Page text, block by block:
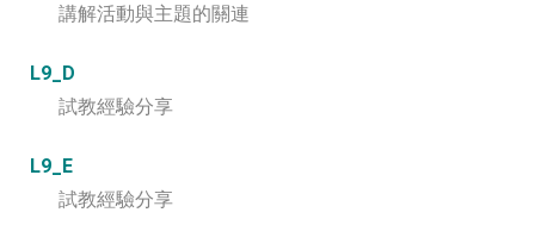
講解活動與主題的關連
L9_D
試教經驗分享
L9_E
試教經驗分享